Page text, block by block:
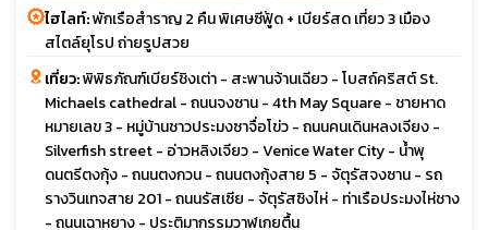
ไฮไลท์:พักเรือสำราญ 2 คืน พิเศษซีฟู้ด + เบียร์สด เที่ยว 3 เมือง
สไตล์ยุโรป ถ่ายรูปสวย
เที่ยว:พิพิธภัณฑ์เบียร์ชิงเต่า - สะพานจ้านเฉียว - โบสถ์คริสต์ St.
Michaels cathedral - ถนนจงซาน - 4th May Square - ชายหาด
หมายเลข 3 - หมู่บ้านชาวประมงซาจื่อโข่ว - ถนนคนเดินหลงเจียง -
Silverfish street - อ่าวหลิงเจียว - Venice Water City - น้ำพุ
ดนตรีตงกุ้ง - ถนนตงกวน - ถนนตงกุ้งสาย 5 - จัตุรัสจงซาน - รถ
รางวินเทจสาย 201 - ถนนรัสเซีย - จัตุรัสซิงไห่ - ท่าเรือประมงไห่ชาง
- ถนนเฉาหยาง - ประติมากรรมวาฬเกยตื้น